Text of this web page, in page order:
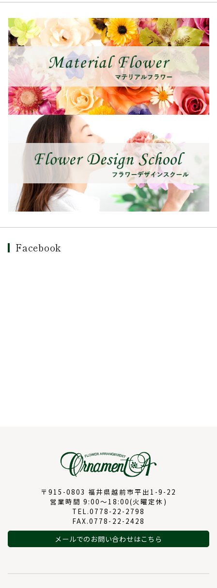
Facebook
〒915-0803 福井県越前市平出1-9-22
営業時間 9:00～18:00(火曜定休)
TEL.0778-22-2798
FAX.0778-22-2428
メールでのお問い合わせはこちら